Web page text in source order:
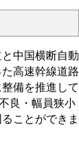
中国横断自動
高速幹線道路
備を推進して
良・幅員狭小
ことができま